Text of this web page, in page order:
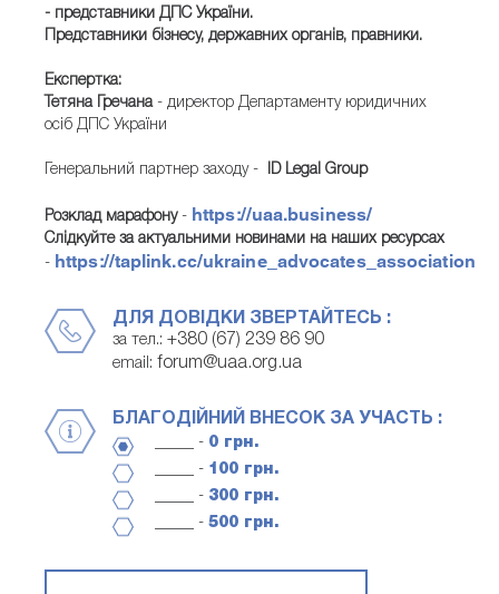
- представники ДПС України.
Представники бізнесу, державних органів, правники.
Експертка:
Тетяна Гречана- директор Департаменту юридичних
осіб ДПС України
Генеральний партнер заходу - ID Legal Group
Розклад марафону- https://uaa.business/
Слідкуйте за актуальними новинами на наших ресурсах
- https://taplink.cc/ukraine_advocates_association
ДЛЯ ДОВІДКИ ЗВЕРТАЙТЕСЬ :
за тел.: +380 (67) 239 86 90
email: forum@uaa.org.ua
БЛАГОДІЙНИЙ ВНЕСОК ЗА УЧАСТЬ :
_____ - 0 грн.
_____ - 100 грн.
_____ - 300 грн.
_____ - 500 грн.